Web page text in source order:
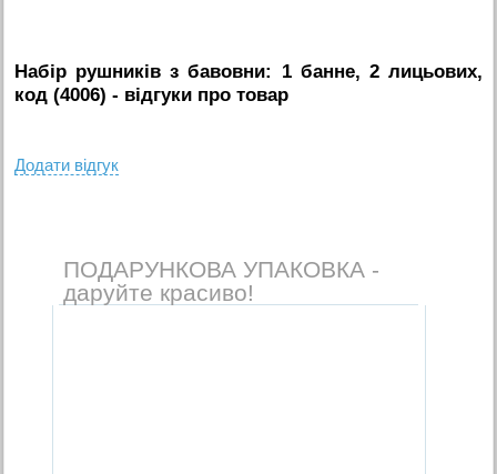
Набір рушників з бавовни: 1 банне, 2 лицьових,
код (4006) - вiдгуки про товар
Додати вiдгук
ПОДАРУНКОВА УПАКОВКА -
даруйте красиво!